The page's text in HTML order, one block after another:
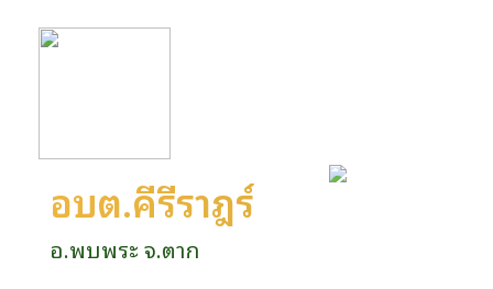
อบต.คีรีราษฎร์
อ.พบพระ จ.ตาก